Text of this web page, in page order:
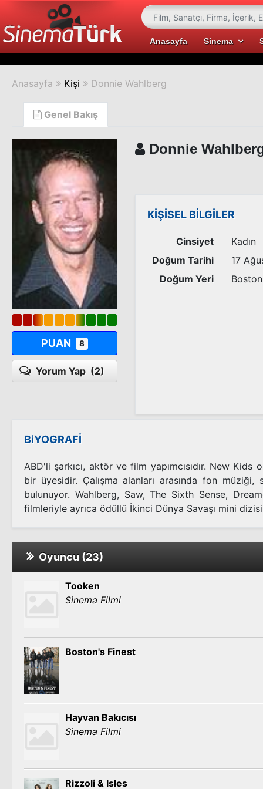
Anasayfa Sinema
Anasayfa Kişi Donnie Wahlberg
Genel Bakış
PUAN 8
Yorum Yap (2)
Donnie
KİŞİSEL BİLGİLER
Cinsiyet
Kadın
Doğum Tarihi
17
Doğum Yeri
Boston
BiYOGRAFİ
ABD'li şarkıcı, aktör ve film yapımcısıdır. New
bir üyesidir. Çalışma alanları arasında fon
bulunuyor. Wahlberg, Saw, The Sixth Sense,
filmleriyle ayrıca ödüllü İkinci Dünya Savaşı mini
Oyuncu (23)
Tooken
Sinema Filmi
Boston's Finest
Hayvan Bakıcısı
Sinema Filmi
Rizzoli & Isles